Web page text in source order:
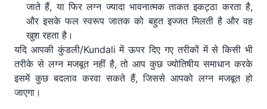
जाते हैं, या फिर लग्न ज्यादा भावनात्मक ताकत इकट्ठा करता है,
और इसके फल स्वरूप जातक को बहुत इज्जत मिलती है और वह
खुश रहता है।
यदि आपकी कुंडली/Kundali में ऊपर दिए गए तरीकों में से किसी भी
तरीके से लग्न मजबूत नहीं है, तो आप कुछ ज्योतिषीय समाधान करके
इसमें कुछ बदलाव करवा सकते हैं, जिससे आपको लग्न मजबूत हो
जाएगा।